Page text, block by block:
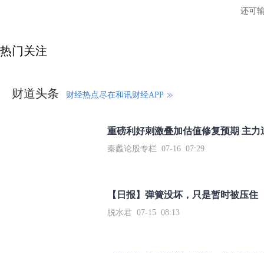
还可
热门关注
财道头条 财经热点尽在和讯财经APP
秦蠡论股专栏 07-16 07:29
【日报】弹簧没坏，只是暂时被压住
脱水君 07-15 08:13